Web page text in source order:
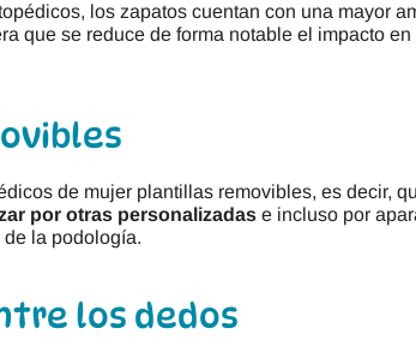
los zapatos cuentan con una mayor
que se reduce de forma notable el impacto
de mujer plantillas removibles, es decir,
por otras personalizadas e incluso por
la podología.
los dedos